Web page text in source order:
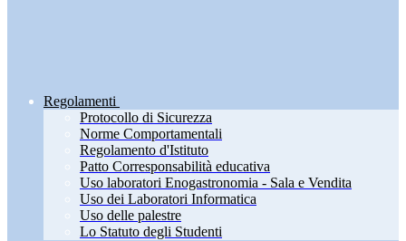
Regolamenti
Protocollo di Sicurezza
Norme Comportamentali
Regolamento d'Istituto
Patto Corresponsabilità educativa
Uso laboratori Enogastronomia - Sala e Vendita
Uso dei Laboratori Informatica
Uso delle palestre
Lo Statuto degli Studenti